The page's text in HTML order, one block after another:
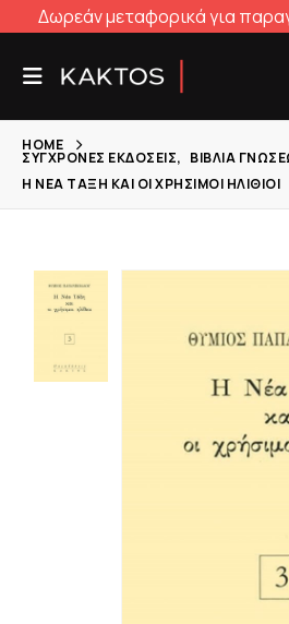
Δωρεάν μεταφορικά για
HOME
ΣΎΓΧΡΟΝΕΣ ΕΚΔΌΣΕΙΣ, ΒΙΒΛΊΑ
Η ΝΈΑ ΤΆΞΗ ΚΑΙ ΟΙ ΧΡΉΣΙΜΟΙ ΗΛΊΘΙΟΙ